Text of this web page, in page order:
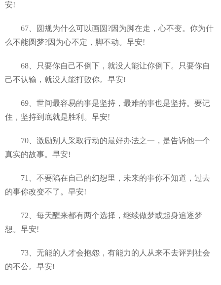
安!
67、圆规为什么可以画圆?因为脚在走，心不变。你为什
么不能圆梦?因为心不定，脚不动。早安!
68、只要你自己不倒下，就没人能让你倒下。只要你自
己不认输，就没人能打败你。早安!
69、世间最容易的事是坚持，最难的事也是坚持。要记
住，坚持到底就是胜利。早安!
70、激励别人采取行动的最好办法之一，是告诉他一个
真实的故事。早安!
71、不要陷在自己的幻想里，未来的事你不知道，过去
的事你改变不了。早安!
72、每天醒来都有两个选择，继续做梦或起身追逐梦
想。早安!
73、无能的人才会抱怨，有能力的人从来不去评判社会
的不公。早安!